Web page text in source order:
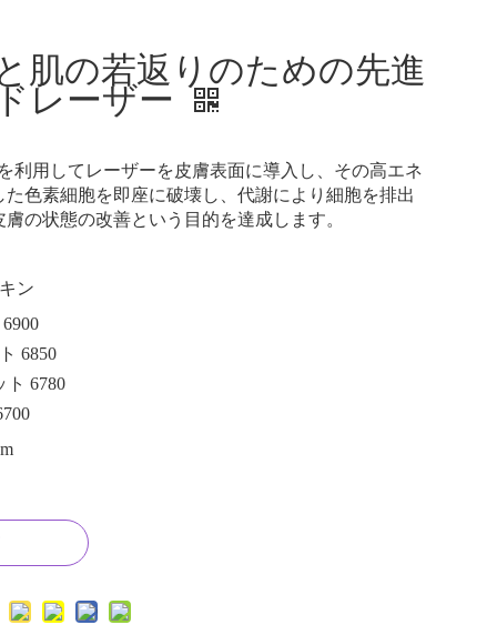
肌の若返りのための先進
レーザー
利用してレーザーを皮膚表面に導入し、その高エネ
色素細胞を即座に破壊し、代謝により細胞を排出
の状態の改善という目的を達成します。
ン
6850
ト 6780